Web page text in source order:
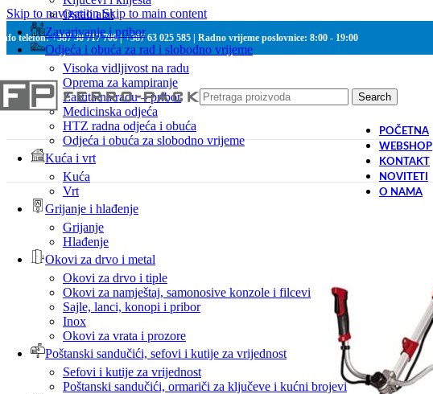
Skip to navigationSkip to main content
telefon: +387 30 717 700 | +387 63 025 585 | Radno vrijeme poslovnice: 8:00 - 19:00
Search
Ostali alat
Zavarivanje i pribor
Odjeća i obuća za rad i slobodno vrijeme
Visoka vidljivost na radu
Oprema za kampiranje
Zaštita na radu – pribor
Medicinska odjeća
HTZ radna odjeća i obuća
Odjeća i obuća za slobodno vrijeme
Kuća i vrt
Kuća
Vrt
Grijanje i hlađenje
Grijanje
Hlađenje
Okovi za drvo i metal
Okovi za drvo i tiple
Okovi za namještaj, samonosive konzole i filcevi
Sajle, lanci, konopi i pribor
Inox
Okovi za vrata i prozore
Poštanski sandučići, sefovi i kutije za vrijednost
Sefovi i kutije za vrijednost
Poštanski sandučići, ormariči za ključeve i kućni brojevi
POČETNA
WEBSHOP
KONTAKT
NOVITETI
O NAMA